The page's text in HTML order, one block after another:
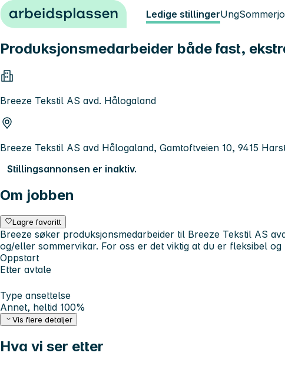
Hopp til innhold Ledige stillingerUng
Produksjonsmedarbeider både fast,
Breeze Tekstil AS avd. Hålogaland
Breeze Tekstil AS avd Hålogaland, Gamtoftveien 10, 9415
Stillingsannonsen er inaktiv.
Om jobben
Lagre favoritt
Breeze søker produksjonsmedarbeider til Breeze Tekstil AS
og/eller sommervikar. For oss er det viktig at du er fleksibel
Oppstart
Etter avtale
Type ansettelse
Annet, heltid 100%
Vis flere detaljer
Hva vi ser etter